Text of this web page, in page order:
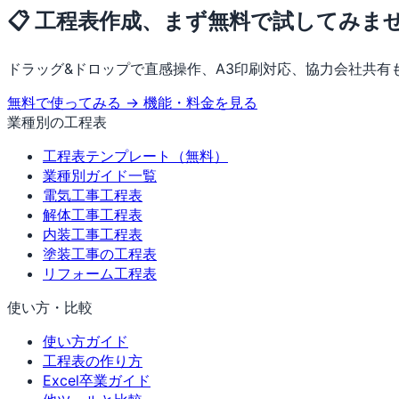
📋 工程表作成、まず無料で試してみま
ドラッグ&ドロップで直感操作、A3印刷対応、協力会社共有
無料で使ってみる → 機能・料金を見る
業種別の工程表
工程表テンプレート（無料）
業種別ガイド一覧
電気工事工程表
解体工事工程表
内装工事工程表
塗装工事の工程表
リフォーム工程表
使い方・比較
使い方ガイド
工程表の作り方
Excel卒業ガイド